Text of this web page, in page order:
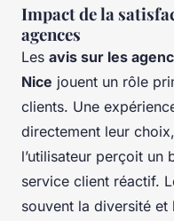
Impact de la
agences
Les avis sur les
Nice jouent un rôle
clients. Une
directement leur
l’utilisateur perçoit
service client réactif.
souvent la diversité et